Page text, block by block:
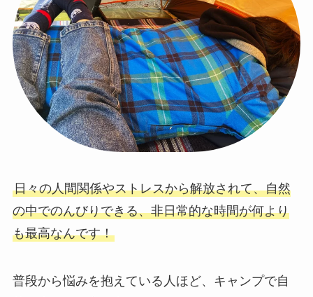
日々の人間関係やストレスから解放されて、自然
の中でのんびりできる、非日常的な時間が何より
も最高なんです！
普段から悩みを抱えている人ほど、キャンプで自